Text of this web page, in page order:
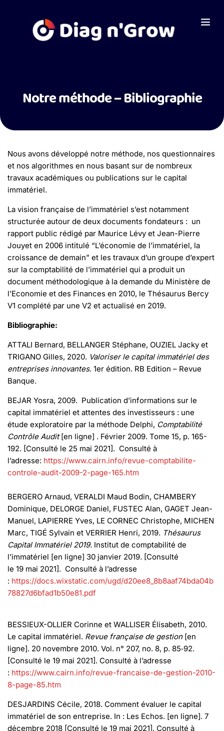
Notre méthode – Bibliographie
Nous avons développé notre méthode, nos questionnaires
et nos algorithmes en nous basant sur de nombreux
travaux académiques ou publications sur le capital
immatériel.
La vision française de l’immatériel s’est notamment
structurée autour de deux documents fondateurs : un
rapport public rédigé par Maurice Lévy et Jean-Pierre
Jouyet en 2006 intitulé “L’économie de l’immatériel, la
croissance de demain” et les travaux d’un groupe d’expert
sur la comptabilité de l’immatériel qui a produit un
document méthodologique à la demande du Ministère de
l’Economie et des Finances en 2010, le Thésaurus Bercy
V1 complété par une V2 et actualisé en 2019.
Bibliographie:
ATTALI Bernard, BELLANGER Stéphane, OUZIEL Jacky et
TRIGANO Gilles, 2020. Valoriser le capital immatériel des
entreprises innovantes. 1er édition. RB Edition – Revue
Banque.
BEJAR Yosra, 2009. Publication d’informations sur le
capital immatériel et attentes des investisseurs : une
étude exploratoire par la méthode Delphi, Comptabilité
Contrôle Audit[en ligne] . Février 2009. Tome 15, p. 165-
192. [Consulté le 25 mai 2021]. Consulté à
l’adresse: https://www.cairn.info/revue-comptabilite-
controle-audit-2009-2-page-165.htm
BERGERO Arnaud, VERALDI Maud Bodin, CHAMBERY
Dominique, DELORGE Daniel, FUSTEC Alan, GAGET Jean-
Manuel, LAPIERRE Yves, LE CORNEC Christophe, MICHEN
Marc, TIGÉ Sylvain et VERRIER Henri, 2019. Thésaurus
Capital Immatériel 2019. Institut de comptabilité de
l’immatériel [en ligne] 30 janvier 2019. [Consulté
le 19 mai 2021]. Consulté à l’adresse
: https://docs.wixstatic.com/ugd/d20ee8_8b8aaf74bda04b
78827d6bfad1b50e81.pdf
BESSIEUX-OLLIER Corinne et WALLISER Élisabeth, 2010.
Le capital immatériel. Revue française de gestion[en
ligne]. 20 novembre 2010. Vol. n° 207, no. 8, p. 85‑92.
[Consulté le 19 mai 2021]. Consulté à l’adresse
: https://www.cairn.info/revue-francaise-de-gestion-2010-
8-page-85.htm
DESJARDINS Cécile, 2018. Comment évaluer le capital
immatériel de son entreprise. In : Les Echos. [en ligne]. 7
décembre 2018 [Consulté le 19 mai 2021]. Consulté à